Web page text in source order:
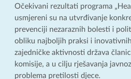
Očekivani rezultati programa
usmjereni su na utvrđivanje
prevenciji nezaraznih bolesti i
obliku najboljih praksi i
zajedničke aktivnosti država
komisije, a u cilju rješavanja
problema pretilosti djece.